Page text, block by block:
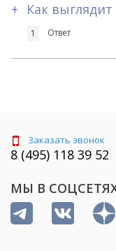
+ Как
1 Ответ
Заказать звонок
8 (495) 118 39 52
МЫ В